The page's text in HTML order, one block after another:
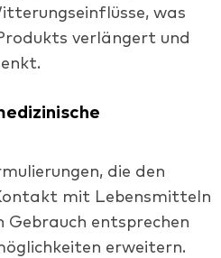
was
verlängert und
die den
mit Lebensmitteln
Gebrauch entsprechen
erweitern.